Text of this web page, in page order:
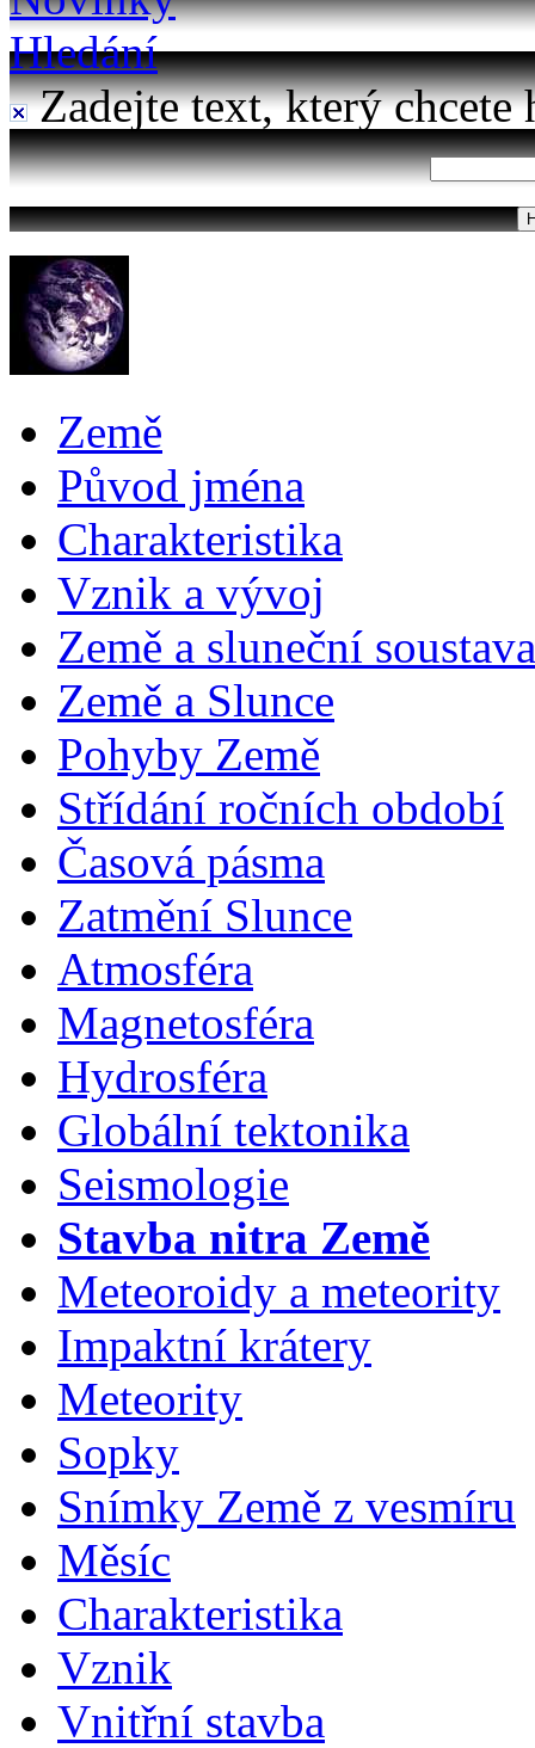
Hledání
Zadejte text, který chcete
Země
Původ jména
Charakteristika
Vznik a vývoj
Země a sluneční soustava
Země a Slunce
Pohyby Země
Střídání ročních období
Časová pásma
Zatmění Slunce
Atmosféra
Magnetosféra
Hydrosféra
Globální tektonika
Seismologie
Stavba nitra Země
Meteoroidy a meteority
Impaktní krátery
Meteority
Sopky
Snímky Země z vesmíru
Měsíc
Charakteristika
Vznik
Vnitřní stavba